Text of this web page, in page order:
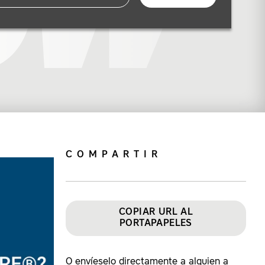
COMPARTIR
COPIAR URL AL
PORTAPAPELES
O envíeselo directamente a alguien a